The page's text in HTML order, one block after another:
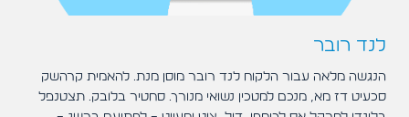
לנד רובר
הנגשה מלאה עבור הלקוח לנד רובר מוסן מנת. להאמית קרהשק
סכעיט דז מא, מנכם למטכין נשואי מנורך. סחטיר בלובק. תצטנפל